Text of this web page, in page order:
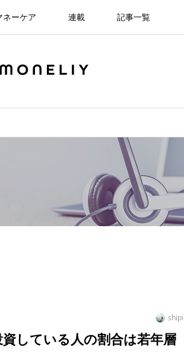
ネーケア 連載 記事一覧
shipi
している人の割合は若年層